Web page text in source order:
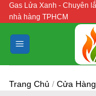
Bỏ
qua
nội
dung
Gas Lửa Xanh - Chuyên
nhà hàng TPHCM
Trang Chủ / Cửa